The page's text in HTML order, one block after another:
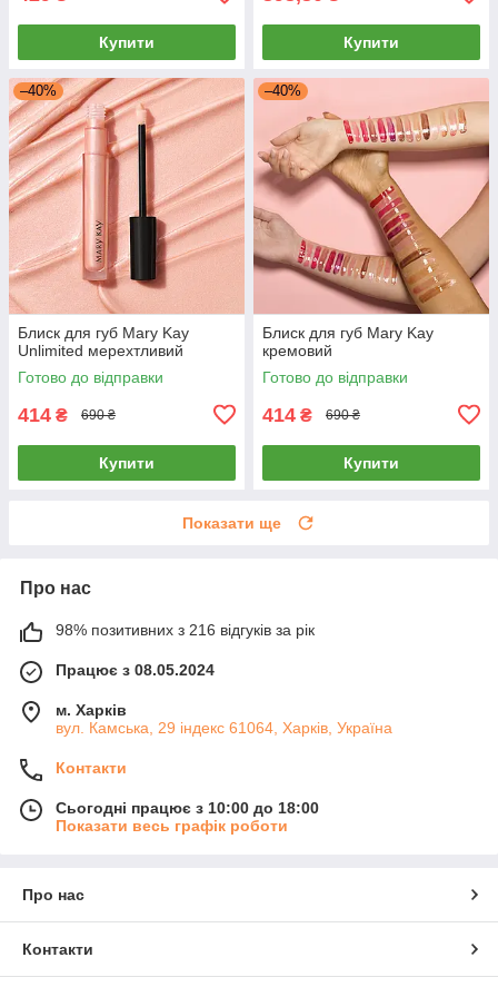
Купити Купити
–40%
Блиск для губ Mary Kay
Unlimited мерехтливий
Готово до відправки
414 ₴ 690 ₴
Купити
–40%
Блиск для губ Mary Kay
кремовий
Готово до відправки
414 ₴ 690 ₴
Купити
Показати ще
Про нас
98% позитивних з 216 відгуків за рік
Працює з 08.05.2024
м. Харків
вул. Камська, 29 індекс 61064, Харків, Україна
Контакти
Сьогодні працює з 10:00 до 18:00
Показати весь графік роботи
Про нас
Контакти